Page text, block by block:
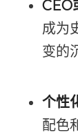
CEO
成为
变的
个性
配色